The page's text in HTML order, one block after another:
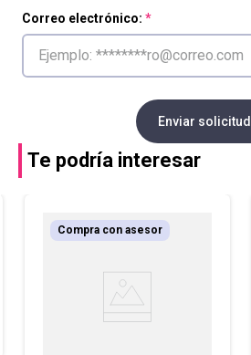
Correo electrónico:
Enviar solicitud
Te podría interesar
Compra con asesor